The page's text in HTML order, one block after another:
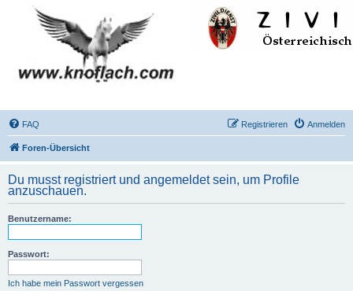
FAQ Anmelden
Registrieren
Foren-Übersicht
Du musst registriert und angemeldet sein, um Profile
anzuschauen.
Benutzername:
Passwort:
Ich habe mein Passwort vergessen